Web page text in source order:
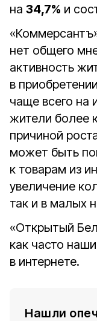
на 34,7% и
нет общего
активность
в
чаще всего на
жители более
причиной
может быть
к товарам из
увеличение
так и в малых
«Открытый
как часто
в интернете.
Нашли